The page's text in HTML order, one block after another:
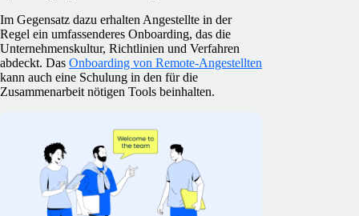
Im Gegensatz dazu erhalten Angestellte in der
Regel ein umfassenderes Onboarding, das die
Unternehmenskultur, Richtlinien und Verfahren
abdeckt. Das Onboarding von Remote-Angestellten
kann auch eine Schulung in den für die
Zusammenarbeit nötigen Tools beinhalten.